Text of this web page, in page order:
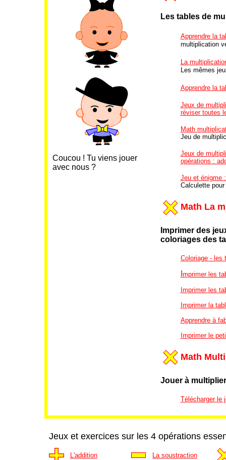
Coucou ! Tu viens jouer
avec nous ?
Les tables de
Apprendre la
multiplication
La
Les mêmes
Apprendre la
Jeux de
réviser toutes
Math
Jeu de
Jeux de
opérations :
Jeu et énigme
Calculette
Math La
Imprimer des
coloriages des
Coloriage - les
mprimer les
Imprimer les
Imprimer la
Apprendre à
Imprimer le
Math
Jouer à
Télécharger le
Jeux et exercices sur les 4 opérations
L'addition La soustraction